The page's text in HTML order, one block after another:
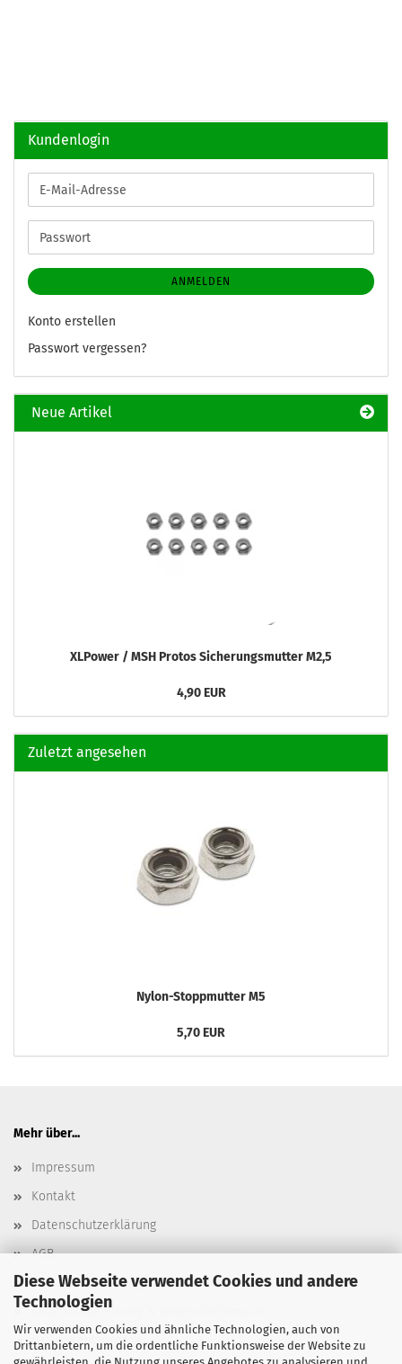
Diese Webseite verwendet Cookies und andere
Technologien
Wir verwenden Cookies und ähnliche Technologien, auch von
Drittanbietern, um die ordentliche Funktionsweise der Website zu
gewährleisten, die Nutzung unseres Angebotes zu analysieren und
Kundenlogin
E-
Mail-
Adresse
Passwort
ANMELDEN
Konto erstellen
Passwort vergessen?
Neue Artikel
XLPower / MSH Protos Sicherungsmutter M2,5
4,90 EUR
Zuletzt angesehen
Nylon-Stoppmutter M5
5,70 EUR
Mehr über...
Impressum
Kontakt
Datenschutzerklärung
AGB
Versand- & Zahlungsbedingungen, Versandkosten
Widerrufsbelehrung & Widerrufsformular
Batterieentsorgung